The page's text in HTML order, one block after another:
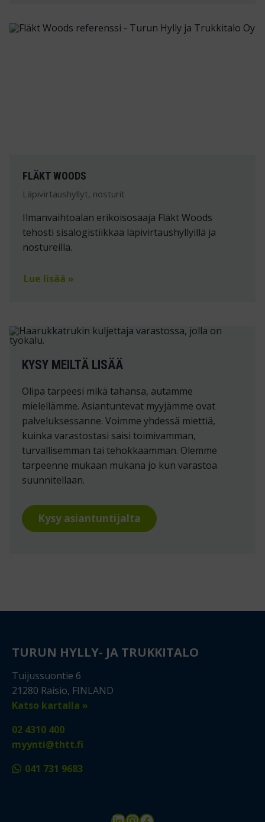
FLÄKT WOODS
Läpivirtaushyllyt, nosturit
Ilmanvaihtoalan erikoisosaaja Fläkt Woods
tehosti sisälogistiikkaa läpivirtaushyllyillä ja
nostureilla.
Lue lisää »
KYSY MEILTÄ LISÄÄ
Olipa tarpeesi mikä tahansa, autamme
mielellämme. Asiantuntevat myyjämme ovat
palveluksessanne. Voimme yhdessä miettiä,
kuinka varastostasi saisi toimivamman,
turvallisemman tai tehokkaamman. Olemme
tarpeenne mukaan mukana jo kun varastoa
suunnitellaan.
Kysy asiantuntijalta
TURUN HYLLY- JA TRUKKITALO
Tuijussuontie 6
21280 Raisio, FINLAND
Katso kartalla »
02 4310 400
myynti@thtt.fi
041 731 9683